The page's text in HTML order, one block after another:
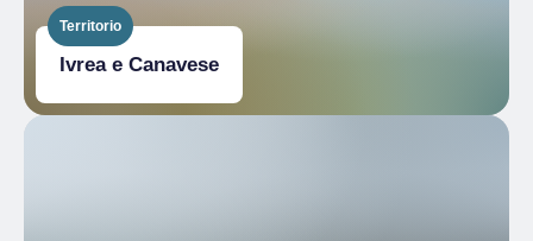
Territorio
Ivrea e Canavese